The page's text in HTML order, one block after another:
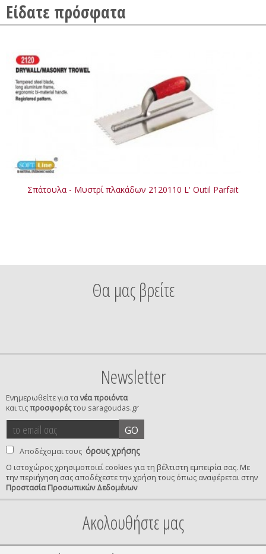
Είδατε πρόσφατα
Σπάτουλα - Μυστρί πλακάδων 2120110 L' Outil Parfait
Θα μας βρείτε
Newsletter
Ενημερωθείτε για τανέα προιόντα
και τιςπροσφορέςτου saragoudas.gr
το
email
σας
GO
Αποδέχομαι τους όρους χρήσης
Ο ιστοχώρος χρησιμοποιεί cookies για τη βέλτιστη εμπειρία σας. Με
την περιήγηση σας αποδέχεστε την χρήση τους όπως αναφέρεται στην
Προστασία Προσωπικών Δεδομένων
confirmation
Ακολουθήστε μας